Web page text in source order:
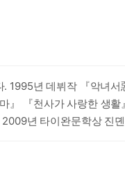
이다. 삶에서 길을 잃
했다. 한 번도 늙은 적
어느덧 엄마처럼 ‘나
동성애가 죽음으로 귀
이 ‘존재하지 않는 작
히 어떤 여성을 만남
년 데뷔작 『악녀
『천사가 사랑한 생
년 타이완문학상